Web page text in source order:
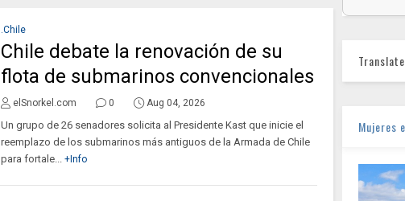
.Chile
Chile debate la renovación de su
flota de submarinos convencionales
elSnorkel.com 0 Aug 04, 2026
Un grupo de 26 senadores solicita al Presidente Kast que inicie el
reemplazo de los submarinos más antiguos de la Armada de Chile
para fortale... +Info
Translate
Mujeres